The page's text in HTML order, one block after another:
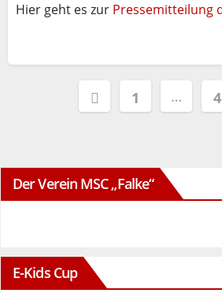
Hier geht es zur Pressemitteilung
der
1 … 4
Der Verein MSC „Falke“
E-Kids Cup